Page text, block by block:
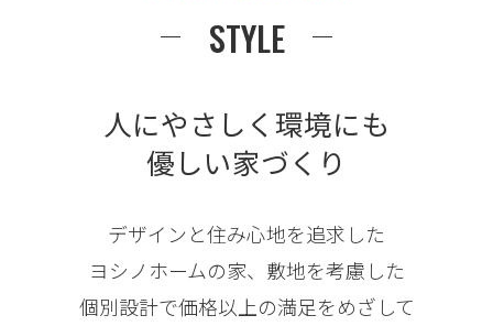
STYLE
人にやさしく環境にも
優しい家づくり
デザインと住み心地を追求した
ヨシノホームの家、敷地を考慮した
個別設計で価格以上の満足をめざして